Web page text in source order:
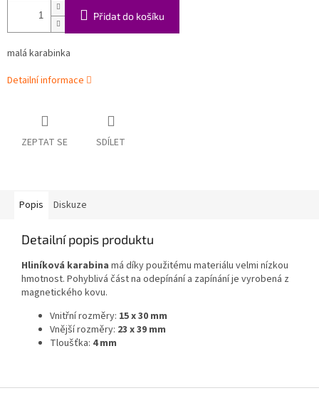
Přidat do košíku
malá karabinka
Detailní informace
ZEPTAT SE SDÍLET
Popis Diskuze
Detailní popis produktu
Hliníková karabina má díky použitému materiálu velmi nízkou
hmotnost. Pohyblivá část na odepínání a zapínání je vyrobená z
magnetického kovu.
Vnitřní rozměry: 15 x 30 mm
Vnější rozměry: 23 x 39 mm
Tloušťka: 4 mm